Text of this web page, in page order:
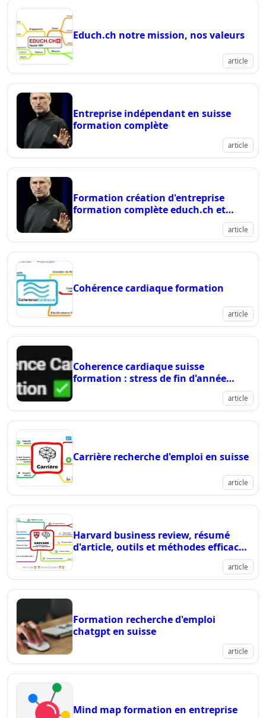
Educh.ch notre mission, nos valeurs
article
Entreprise indépendant en suisse
formation complète
article
Formation création d'entreprise
formation complète educh.ch et
article
Cohérence cardiaque formation
article
Coherence cardiaque suisse
formation : stress de fin d'année
article
Carrière recherche d'emploi en suisse
article
Harvard business review, résumé
d'article, outils et méthodes efficaces
article
Formation recherche d'emploi
chatgpt en suisse
article
Mind map formation en entreprise